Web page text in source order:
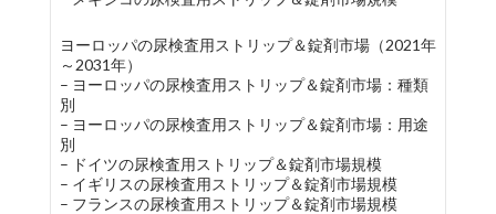
ヨーロッパの尿検査用ストリップ＆錠剤市場（2021年
～2031年）
– ヨーロッパの尿検査用ストリップ＆錠剤市場：種類
別
– ヨーロッパの尿検査用ストリップ＆錠剤市場：用途
別
– ドイツの尿検査用ストリップ＆錠剤市場規模
– イギリスの尿検査用ストリップ＆錠剤市場規模
– フランスの尿検査用ストリップ＆錠剤市場規模